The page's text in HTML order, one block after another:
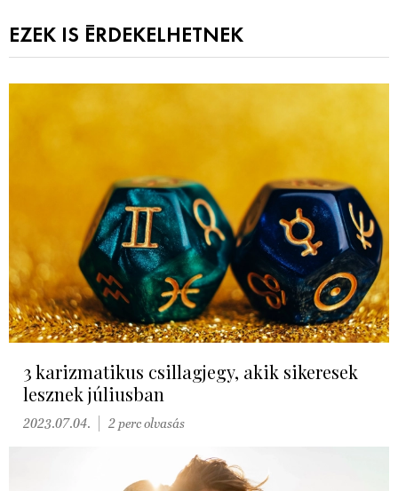
EZEK IS ÉRDEKELHETNEK
3 karizmatikus csillagjegy, akik sikeresek
lesznek júliusban
2023.07.04. 2 perc olvasás